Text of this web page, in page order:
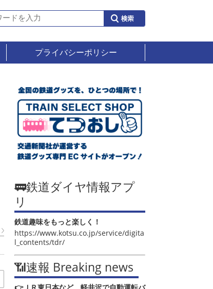
プライバシーポリシー
🚃鉄道ダイヤ情報アプ
リ
鉄道趣味をもっと楽しく！
https://www.kotsu.co.jp/service/digita
l_contents/tdr/
📶速報 Breaking news